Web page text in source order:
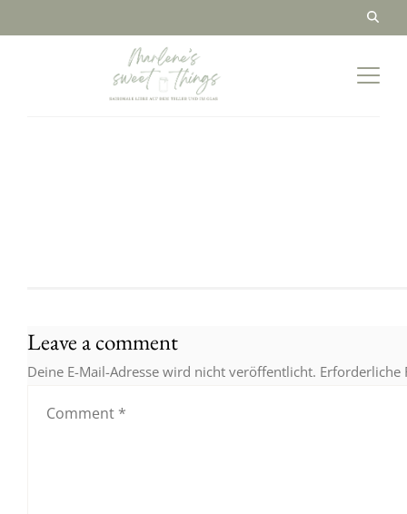
Leave a comment
Deine E-Mail-Adresse wird nicht veröffentlicht.